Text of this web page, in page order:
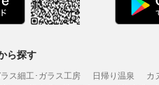
ら探す
ス細工･ガラス工房 日帰り温泉
カ